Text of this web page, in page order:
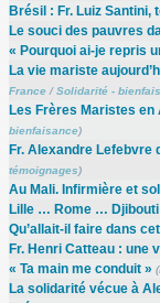
Brésil : Fr. Luiz Santini,
Le souci des pauvres
« Pourquoi ai-je repris
La vie mariste
France/Solidarité -
Les Frères Maristes en
bienfaisance)
Fr. Alexandre Lefebvre
témoignages)
Au Mali. Infirmière et
Lille … Rome …
Qu’allait-il faire dans
Fr. Henri Catteau : une
« Ta main me conduit » (
La solidarité vécue à